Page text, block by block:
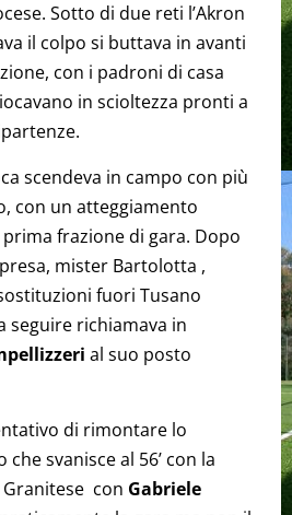
Sotto di due reti l’Akron
il colpo si buttava in avanti
con i padroni di casa
in scioltezza pronti a
scendeva in campo con più
con un atteggiamento
frazione di gara. Dopo
mister Bartolotta ,
fuori Tusano
seguire richiamava in
al suo posto
di rimontare lo
svanisce al 56’ con la
con Gabriele